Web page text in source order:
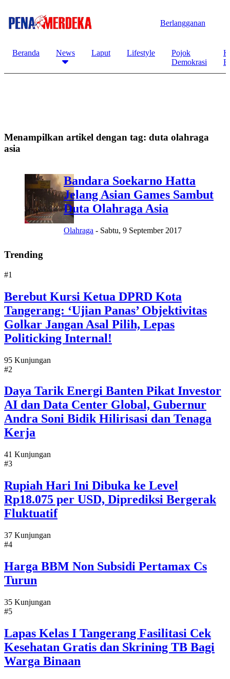
Berlangganan
Beranda News Laput Lifestyle
Pojok
Demokrasi
Menampilkan artikel dengan tag: duta olahraga
asia
Bandara Soekarno Hatta
Jelang Asian Games Sambut
Duta Olahraga Asia
Olahraga - Sabtu, 9 September 2017
Trending
#1
Berebut Kursi Ketua DPRD Kota
Tangerang: ‘Ujian Panas’ Objektivitas
Golkar Jangan Asal Pilih, Lepas
Politicking Internal!
95 Kunjungan
#2
Daya Tarik Energi Banten Pikat Investor
AI dan Data Center Global, Gubernur
Andra Soni Bidik Hilirisasi dan Tenaga
Kerja
41 Kunjungan
#3
Rupiah Hari Ini Dibuka ke Level
Rp18.075 per USD, Diprediksi Bergerak
Fluktuatif
37 Kunjungan
#4
Harga BBM Non Subsidi Pertamax Cs
Turun
35 Kunjungan
#5
Lapas Kelas I Tangerang Fasilitasi Cek
Kesehatan Gratis dan Skrining TB Bagi
Warga Binaan